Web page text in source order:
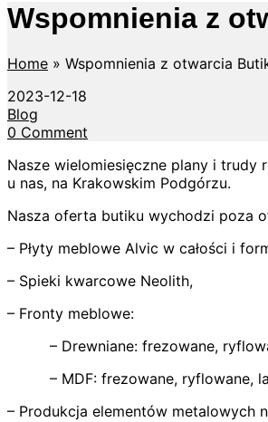
Wspomnienia z
Home » Wspomnienia z otwarcia
2023-12-18
Blog
0 Comment
Nasze wielomiesięczne plany i trudy
u nas, na Krakowskim Podgórzu.
Nasza oferta butiku wychodzi poza
– Płyty meblowe Alvic w całości i
– Spieki kwarcowe Neolith,
– Fronty meblowe:
– Drewniane: frezowane,
– MDF: frezowane, ryflowane,
– Produkcja elementów metalowych